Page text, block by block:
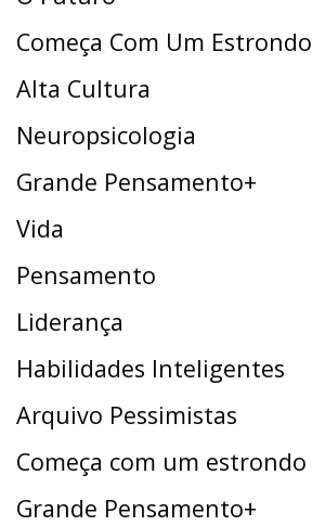
Começa Com Um Estrondo
Alta Cultura
Neuropsicologia
Grande Pensamento+
Vida
Pensamento
Liderança
Habilidades Inteligentes
Arquivo Pessimistas
Começa com um estrondo
Grande Pensamento+